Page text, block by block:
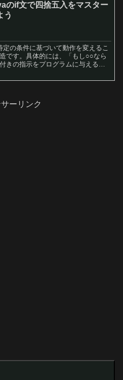
のif文で四捨五入をマスター
う
の条件に基づいて動作を変えるこ
です。具体的には、「もし○○なら
の指示をプログラムに与えるも
ーリンク